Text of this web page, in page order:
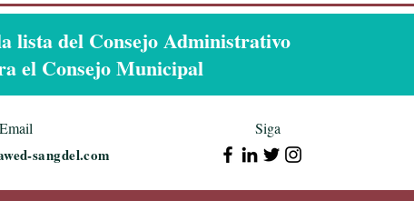
lista del Consejo Administrativo
el Consejo Municipal
Email
sangdel.com
Siga